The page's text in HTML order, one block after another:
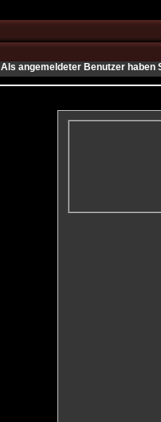
Als angemeldeter Benutzer haben